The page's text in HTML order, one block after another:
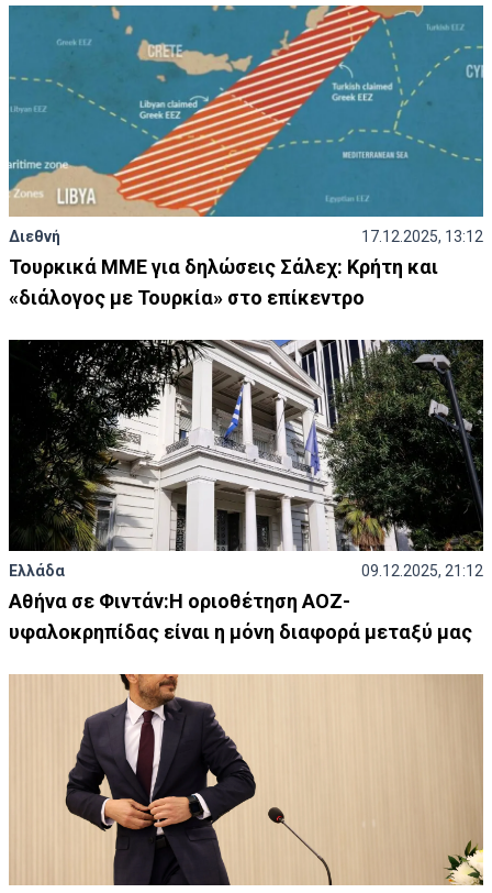
Διεθνή 17.12.2025, 13:12
Τουρκικά ΜΜΕ για δηλώσεις Σάλεχ: Κρήτη και
«διάλογος με Τουρκία» στο επίκεντρο
Ελλάδα 09.12.2025, 21:12
Αθήνα σε Φιντάν:Η οριοθέτηση ΑΟΖ-
υφαλοκρηπίδας είναι η μόνη διαφορά μεταξύ μας